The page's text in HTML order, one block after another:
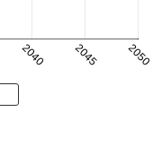
2040 2045 2050